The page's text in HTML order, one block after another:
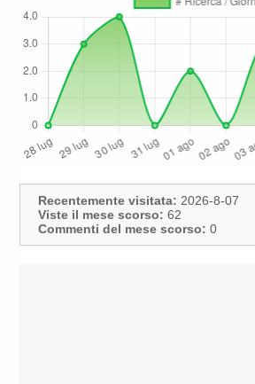
Recentemente visitata: 2026-8-07
Viste il mese scorso: 62
Commenti del mese scorso: 0